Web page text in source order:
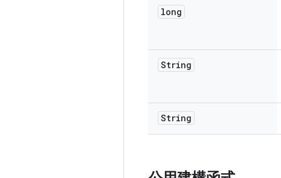
long
String
String